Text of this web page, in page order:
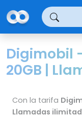
Digimobil
20GB |
Con la tarifa
Llamadas
Panel de gestión de